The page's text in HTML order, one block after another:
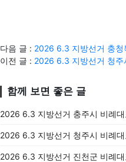
다음 글 : 2026 6.3 지방선거 충청
이전 글 : 2026 6.3 지방선거 청주
함께 보면 좋은 글
2026 6.3 지방선거 충주시 비례
2026 6.3 지방선거 청주시 비례
2026 6.3 지방선거 진천군 비례